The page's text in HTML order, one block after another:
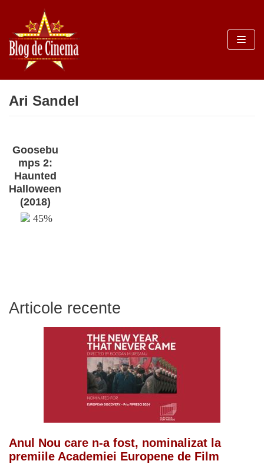
Sari
la
conținut
Ari Sandel
Goosebu
mps 2:
Haunted
Halloween
(2018)
45%
Articole recente
Anul Nou care n-a fost, nominalizat la
premiile Academiei Europene de Film